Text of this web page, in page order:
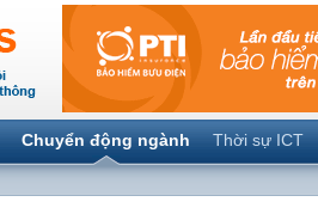
Chuyển động ngành Thời sự ICT